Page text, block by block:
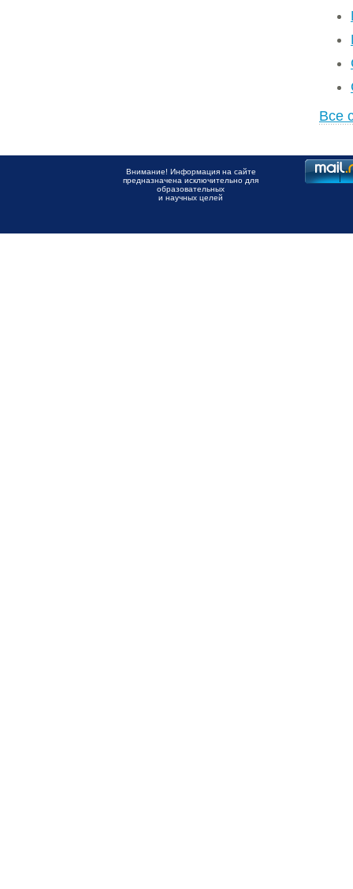
Все
Внимание! Информация на сайте
предназначена исключительно для
образовательных
и научных целей